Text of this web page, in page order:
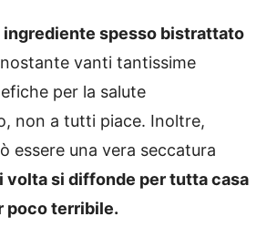
ingrediente spesso bistrattato
vanti tantissime
per la salute
non a tutti piace. Inoltre,
essere una vera seccatura
volta si diffonde per tutta casa
poco terribile.